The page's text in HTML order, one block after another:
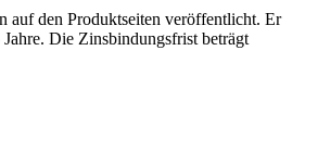
auf den Produktseiten veröffentlicht. Er
Die Zinsbindungsfrist beträgt